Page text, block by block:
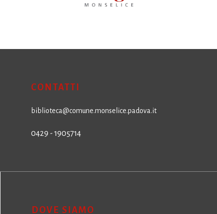
CONTATTI
biblioteca@comune.monselice.padova.it
0429 - 1905714
DOVE SIAMO